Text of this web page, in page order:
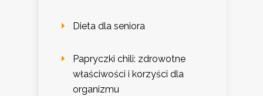
Dieta dla seniora
Papryczki chili: zdrowotne
właściwości i korzyści dla
organizmu